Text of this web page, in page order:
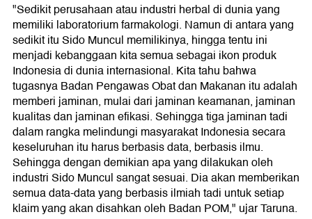
"Sedikit perusahaan atau industri herbal di dunia yang
memiliki laboratorium farmakologi. Namun di antara yang
sedikit itu Sido Muncul memilikinya, hingga tentu ini
menjadi kebanggaan kita semua sebagai ikon produk
Indonesia di dunia internasional. Kita tahu bahwa
tugasnya Badan Pengawas Obat dan Makanan itu adalah
memberi jaminan, mulai dari jaminan keamanan, jaminan
kualitas dan jaminan efikasi. Sehingga tiga jaminan tadi
dalam rangka melindungi masyarakat Indonesia secara
keseluruhan itu harus berbasis data, berbasis ilmu.
Sehingga dengan demikian apa yang dilakukan oleh
industri Sido Muncul sangat sesuai. Dia akan memberikan
semua data-data yang berbasis ilmiah tadi untuk setiap
klaim yang akan disahkan oleh Badan POM," ujar Taruna.